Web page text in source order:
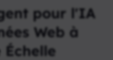
pour l'IA
Web à
Échelle